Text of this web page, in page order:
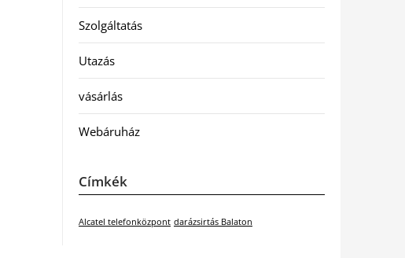
Szolgáltatás
Utazás
vásárlás
Webáruház
Címkék
Alcatel telefonközpont darázsirtás Balaton